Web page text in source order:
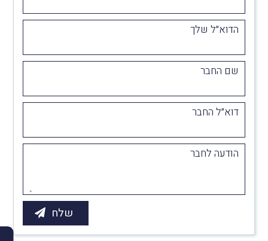
הדוא״ל שלך
שם החבר
דוא״ל החבר
הודעה לחבר